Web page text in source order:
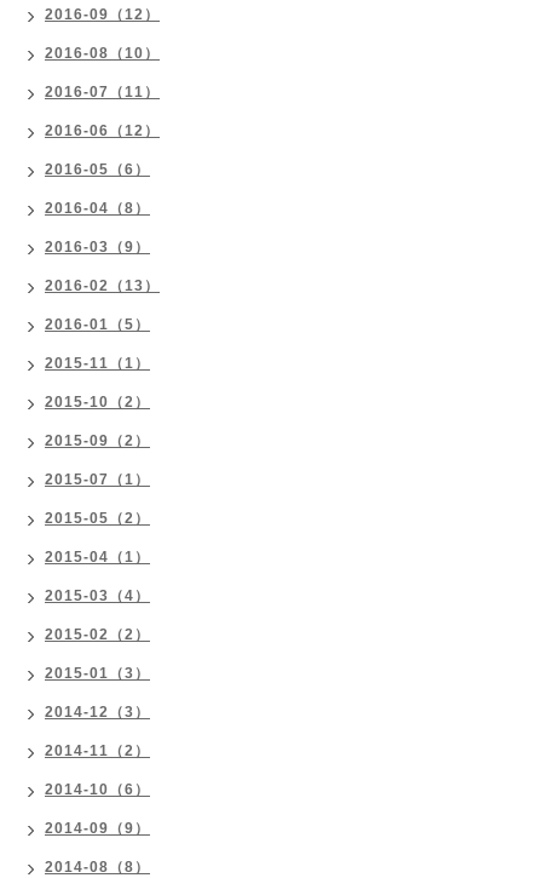
2016-09（12）
2016-08（10）
2016-07（11）
2016-06（12）
2016-05（6）
2016-04（8）
2016-03（9）
2016-02（13）
2016-01（5）
2015-11（1）
2015-10（2）
2015-09（2）
2015-07（1）
2015-05（2）
2015-04（1）
2015-03（4）
2015-02（2）
2015-01（3）
2014-12（3）
2014-11（2）
2014-10（6）
2014-09（9）
2014-08（8）